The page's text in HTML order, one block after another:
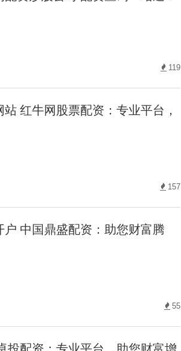
119
红牛网股票配资：专业平台，
157
户 中国鼎盛配资：助您财富腾
55